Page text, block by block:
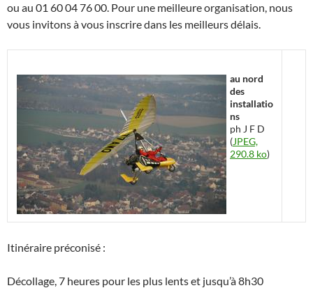
ou au 01 60 04 76 00. Pour une meilleure organisation, nous
vous invitons à vous inscrire dans les meilleurs délais.
au nord
des
installatio
ns
ph J F D
(JPEG,
290.8 ko)
Itinéraire préconisé :
Décollage, 7 heures pour les plus lents et jusqu’à 8h30